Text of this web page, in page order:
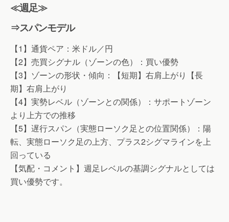
≪週足≫
⇒スパンモデル
【1】通貨ペア：米ドル／円
【2】売買シグナル（ゾーンの色）：買い優勢
【3】ゾーンの形状・傾向：【短期】右肩上がり【長
期】右肩上がり
【4】実勢レベル（ゾーンとの関係）：サポートゾーン
より上方での推移
【5】遅行スパン（実態ローソク足との位置関係）：陽
転、実態ローソク足の上方、プラス2シグマラインを上
回っている
【気配・コメント】週足レベルの基調シグナルとしては
買い優勢です。